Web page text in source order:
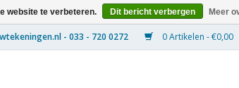
0 Artikelen - €0,00
website te verbeteren. Dit bericht verbergen Meer